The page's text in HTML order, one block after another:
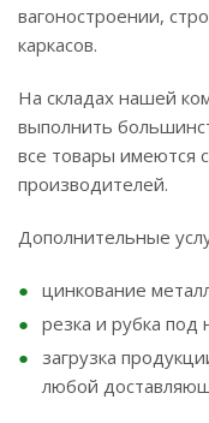
вагоностроении,
каркасов.
На складах нашей
выполнить
все товары имеются
производителей.
Дополнительные
цинкование
резка и рубка
загрузка
любой